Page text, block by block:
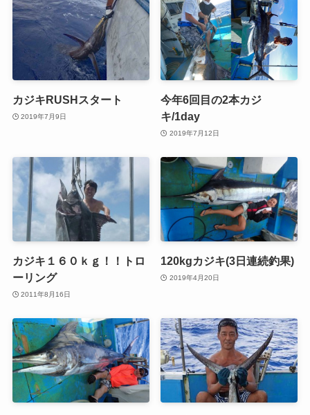
カジキRUSHスタート
2019年7月9日
今年6回目の2本カジ
キ/1day
2019年7月12日
カジキ１６０ｋｇ！！トロ
ーリング
2011年8月16日
120kgカジキ(3日連続釣果)
2019年4月20日